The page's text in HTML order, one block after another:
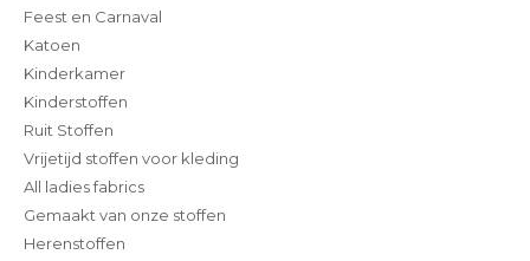
Feest en Carnaval
Katoen
Kinderkamer
Kinderstoffen
Ruit Stoffen
Vrijetijd stoffen voor kleding
All ladies fabrics
Gemaakt van onze stoffen
Herenstoffen